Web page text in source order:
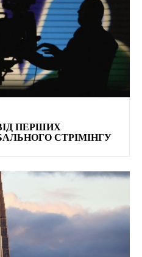
ВІД ПЕРШИХ
СТРІМІНГУ